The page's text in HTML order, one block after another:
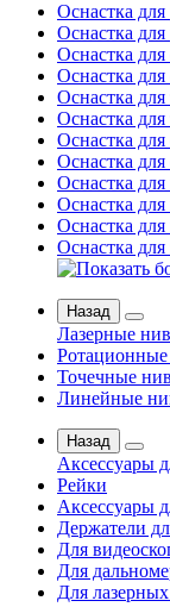
Оснастка для
Оснастка
Оснастка
Оснастка для
Оснастка
Оснастка для
Оснастка
Оснастка для
Оснастка
Оснастка
Оснастка
Оснастка
Назад
Лазерные
Точечные
Линейные
Назад
Аксессуары
Рейки
Аксессуары
Держатели
Для
Для
Для